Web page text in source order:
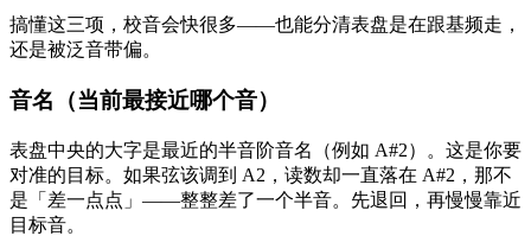
搞懂这三项，校音会快很多——也能分清表盘是在跟基频走，
还是被泛音带偏。
音名（当前最接近哪个音）
表盘中央的大字是最近的半音阶音名（例如 A#2）。这是你要
对准的目标。如果弦该调到 A2，读数却一直落在 A#2，那不
是「差一点点」——整整差了一个半音。先退回，再慢慢靠近
目标音。